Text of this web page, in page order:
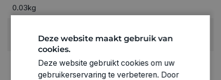
0.03kg
Deze website maakt gebruik van
cookies.
Deze website gebruikt cookies om uw
gebruikerservaring te verbeteren. Door